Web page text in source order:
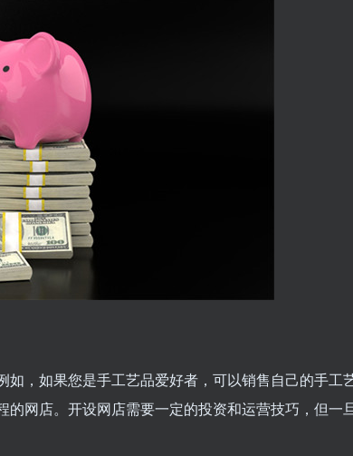
，如果您是手工艺品爱好者，可以销售自己的手工
网店。开设网店需要一定的投资和运营技巧，但一